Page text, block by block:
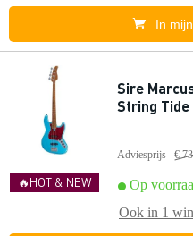
In
🔥HOT & NEW
Sire
String
Adviesprijs €
Op
Ook in 1